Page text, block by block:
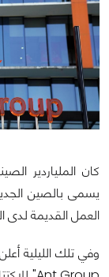
كان الملياردير
يسمى بالصين
العمل القديمة